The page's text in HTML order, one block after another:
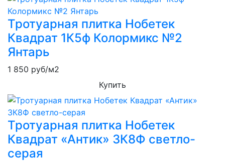
Тротуарная плитка Нобетек
Квадрат 1К5ф Колормикс №2
Янтарь
1 850 руб/м2
Купить
Тротуарная плитка Нобетек
Квадрат «Антик» 3К8Ф светло-
серая